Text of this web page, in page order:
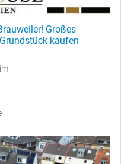
Großes
kaufen